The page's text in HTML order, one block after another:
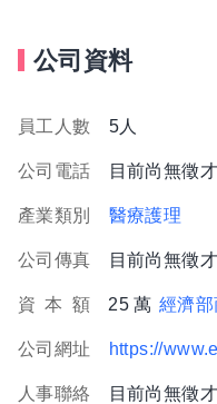
公司資料
員工人數 5人
公司電話 目前尚無徵才
產業類別 醫療護理
公司傳真 目前尚無徵才
資 本 額 25 萬 經濟
公司網址 https://
人事聯絡 目前尚無徵才